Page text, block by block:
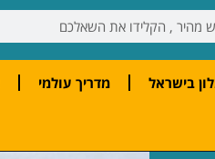
בישראל מדריך עולמי